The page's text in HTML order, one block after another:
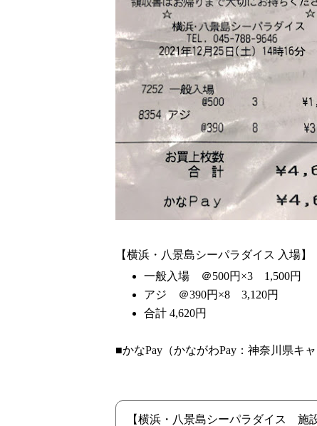
【横浜・八景島シーパラダイス 入場】
一般入場 ＠500円×3 1,500円
アジ ＠390円×8 3,120円
合計 4,620円
■かなPay（かながわPay：神奈川県キ
【横浜・八景島シーパラダイス 施